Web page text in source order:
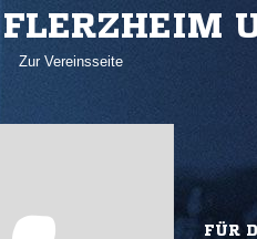
Zur Vereinsseite
FÜR